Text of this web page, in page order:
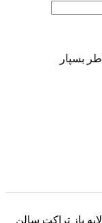
بسپار
باز تراکت سالن